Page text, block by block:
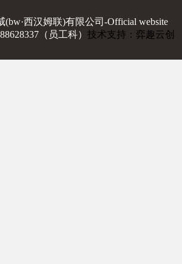
(bw·西汉姆联)有限公司-Official website
（员工科） 技术支持：弈趣云创